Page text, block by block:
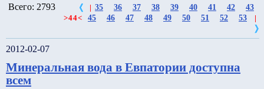
Всего: 2793 35 36 37 38 39 40 41 42 43
>44< 45 46 47 48 49 50 51 52 53
2012-02-07
Минеральная вода в Евпатории доступна
всем